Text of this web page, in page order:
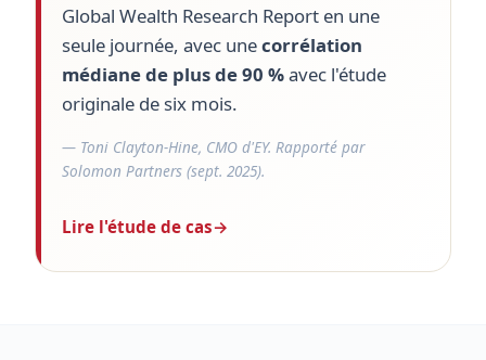
Global Wealth Research Report en une
seule journée, avec unecorrélation
médiane de plus de 90 %avec l'étude
originale de six mois.
— Toni Clayton-Hine, CMO d'EY. Rapporté par
Solomon Partners (sept. 2025).
Lire l'étude de cas→